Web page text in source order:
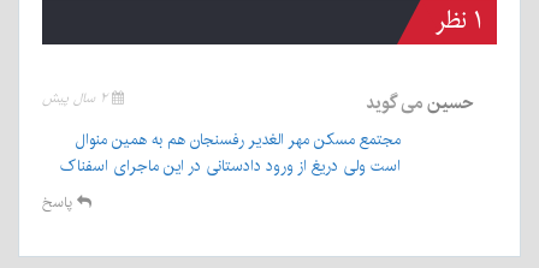
۱ نظر
حسینمی گوید ۲ سال پیش
مجتمع مسکن مهر الغدیر رفسنجان هم به همین منوال
است ولی دریغ از ورود دادستانی در این ماجرای اسفناک
پاسخ